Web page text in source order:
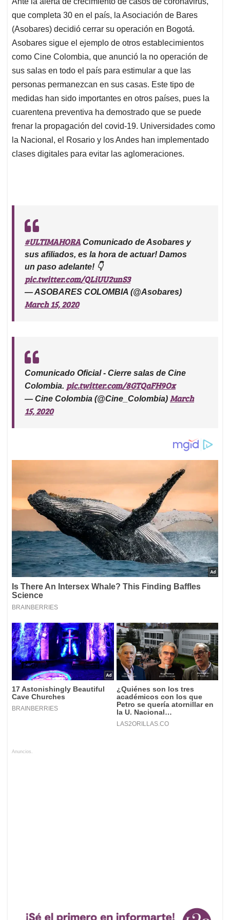
s
A
p
p
b
o
o
k
e
d
I
n
l
a
d
s
que completa 30 en el país, la Asociación de Bares
(Asobares) decidió cerrar su operación en Bogotá.
Asobares sigue el ejemplo de otros establecimientos
como Cine Colombia, que anunció la no operación de
sus salas en todo el país para estimular a que las
personas permanezcan en sus casas. Este tipo de
medidas han sido importantes en otros países, pues la
cuarentena preventiva ha demostrado que se puede
frenar la propagación del covid-19. Universidades como
la Nacional, el Rosario y los Andes han implementado
clases digitales para evitar las aglomeraciones.
#ULTIMAHORAComunicado de Asobares y
sus afiliados, es la hora de actuar! Damos
un paso adelante! 👇
pic.twitter.com/QLiUU2unS3
Comunicado Oficial - Cierre salas de Cine
Colombia.pic.twitter.com/8GTQaFH9Ox
— Cine Colombia (@Cine_Colombia)March
15, 2020